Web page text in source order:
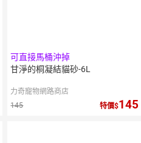
可直接馬桶沖掉
甘淨的桐凝結貓砂-6L
力奇寵物網路商店
145
特價 145